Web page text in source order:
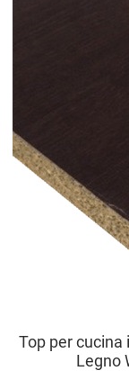
Top per
Legno